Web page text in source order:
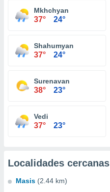
Mkhchyan
37° 24°
Shahumyan
37° 24°
Surenavan
38° 23°
Vedi
37° 23°
Localidades cercanas
Masis (2.44 km)